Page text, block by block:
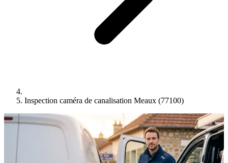
Inspection caméra de canalisation Meaux (77100)